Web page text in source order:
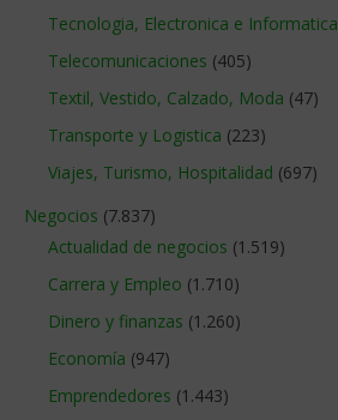
Tecnologia, Electronica e Informatica
Telecomunicaciones (405)
Textil, Vestido, Calzado, Moda (47)
Transporte y Logistica (223)
Viajes, Turismo, Hospitalidad (697)
Negocios (7.837)
Actualidad de negocios (1.519)
Carrera y Empleo (1.710)
Dinero y finanzas (1.260)
Economía (947)
Emprendedores (1.443)